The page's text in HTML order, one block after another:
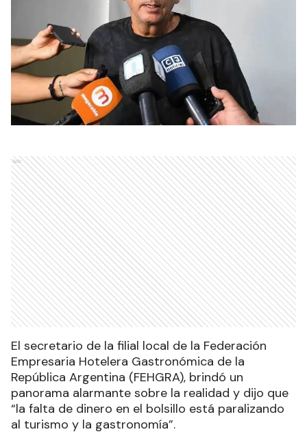
Ads
El secretario de la filial local de la Federación
Empresaria Hotelera Gastronómica de la
República Argentina (FEHGRA), brindó un
panorama alarmante sobre la realidad y dijo que
“la falta de dinero en el bolsillo está paralizando
al turismo y la gastronomía”.